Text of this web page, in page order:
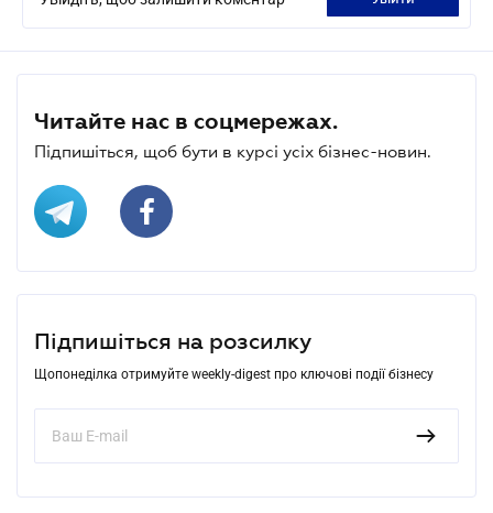
Читайте нас в соцмережах.
Підпишіться, щоб бути в курсі усіх бізнес-новин.
Підпишіться на розсилку
Щопонеділка отримуйте weekly-digest про ключові події бізнесу